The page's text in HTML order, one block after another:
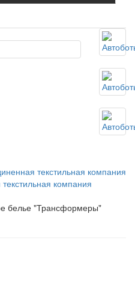
компания
белье "Трансформеры"